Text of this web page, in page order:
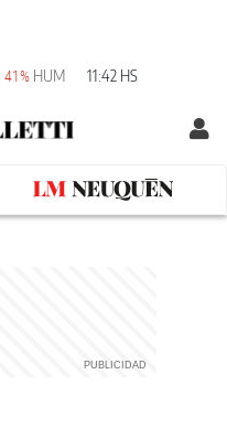
41% HUM 11:42 HS